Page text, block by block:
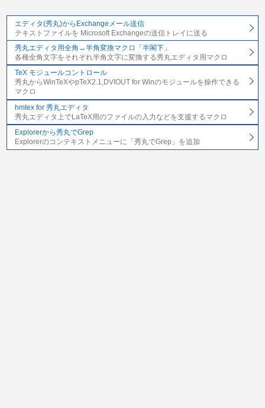
エディタ(秀丸)からExchangeメール送信
テキストファイルを Microsoft Exchangeの送信トレイに送る
秀丸エディタ用全角→半角変換マクロ「半閣下」
各種全角文字をそれぞれ半角文字に変換する秀丸エディタ用マクロ
TeX モジュールコントロール
秀丸からWinTeXやpTeX2.1,DVIOUT for Winのモジュールを操作できる
マクロ
hmtex for 秀丸エディタ
秀丸エディタ上でLaTeX用のファイルの入力などを支援するマクロ
Explorerから秀丸でGrep
Explorerのコンテキストメニューに「秀丸でGrep」を追加